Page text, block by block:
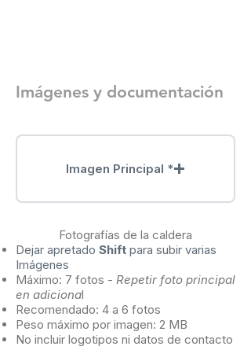
Imágenes y documentación
Imagen Principal *
Fotografías de la caldera
Dejar apretado Shift para subir varias
Imágenes
Máximo: 7 fotos - Repetir foto principal
en adicional
Recomendado: 4 a 6 fotos
Peso máximo por imagen: 2 MB
No incluir logotipos ni datos de contacto